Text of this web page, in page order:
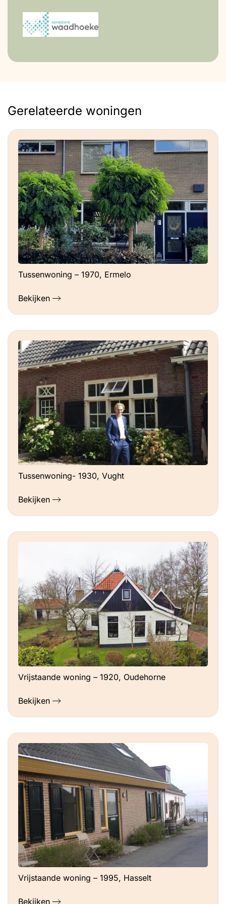
Gerelateerde woningen
Tussenwoning – 1970, Ermelo
Bekijken
Tussenwoning- 1930, Vught
Bekijken
Vrijstaande woning – 1920, Oudehorne
Bekijken
Vrijstaande woning – 1995, Hasselt
Bekijken